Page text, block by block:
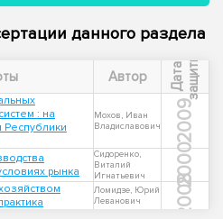
данного раздела
Автор Д
а
т
а
з
а
щ
и
т ы
: на
Республики
Мохов, Иван
Владиславович
2009
рынка
Сидоренко,
Виталий
Игнатьевич
2000
Ломидзе, Юрий
Леванович
2008